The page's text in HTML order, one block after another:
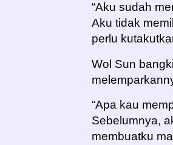
“Aku sudah
Aku tidak
perlu
Wol Sun
“Apa kau
Sebelumnya,
membuatku